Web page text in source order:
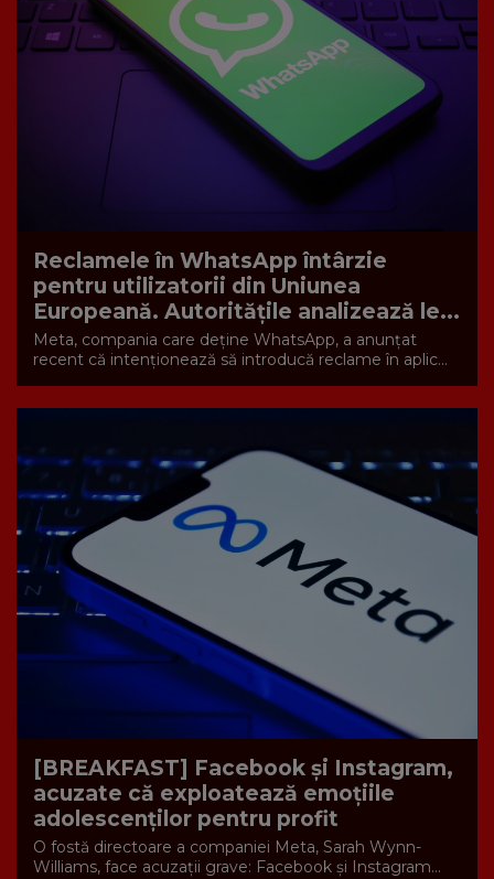
Reclamele în WhatsApp întârzie
pentru utilizatorii din Uniunea
Europeană. Autoritățile analizează le...
Meta, compania care deține WhatsApp, a anunțat
recent că intenționează să introducă reclame în aplic...
[BREAKFAST] Facebook și Instagram,
acuzate că exploatează emoțiile
adolescenților pentru profit
O fostă directoare a companiei Meta, Sarah Wynn-
Williams, face acuzații grave: Facebook și Instagram...